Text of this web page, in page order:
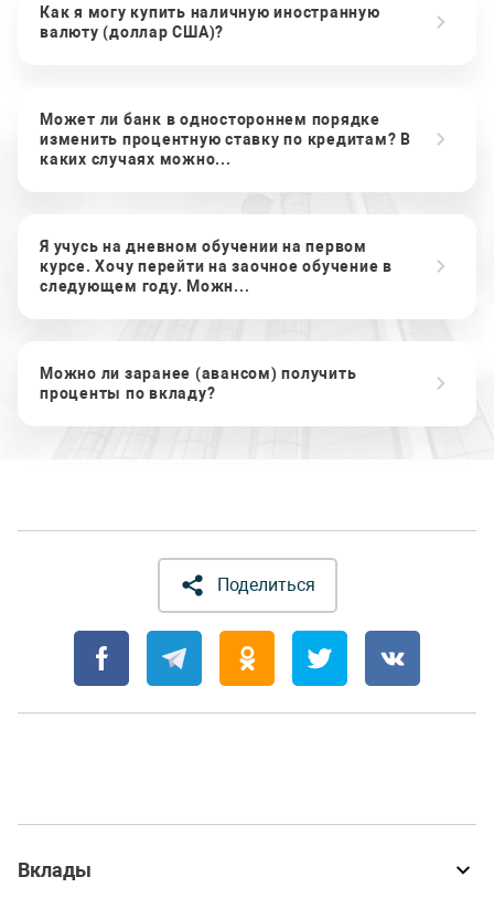
Как я могу купить наличную иностранную
валюту (доллар США)?
Может ли банк в одностороннем порядке
изменить процентную ставку по кредитам? В
каких случаях можно...
Я учусь на дневном обучении на первом
курсе. Хочу перейти на заочное обучение в
следующем году. Можн...
Можно ли заранее (авансом) получить
проценты по вкладу?
Поделиться
Вклады